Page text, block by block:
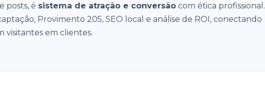
posts, é sistema de atração e conversão com ética profissional.
Provimento 205, SEO local e análise de ROI, conectando
visitantes em clientes.